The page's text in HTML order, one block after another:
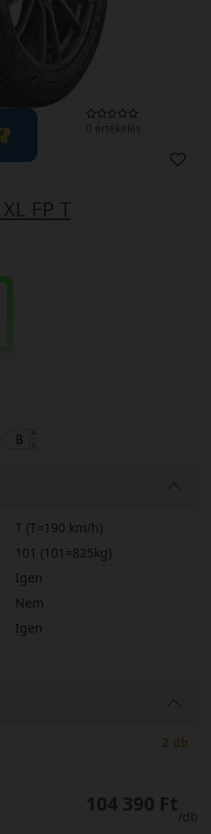
0 értékelés
FP T
T (T=190 km/h)
101 (101=825kg)
Igen
Nem
Igen
2 db
104 390 Ft
/db